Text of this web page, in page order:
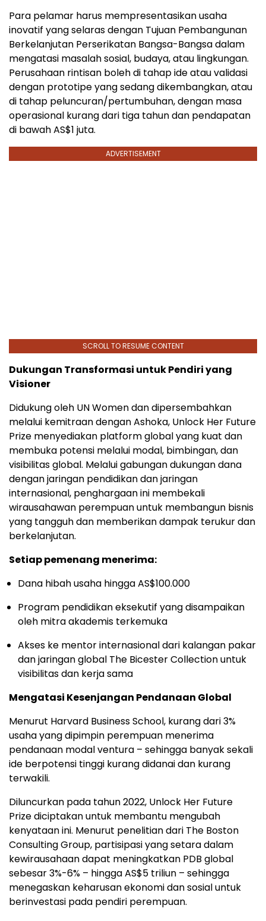
Para pelamar harus mempresentasikan usaha
inovatif yang selaras dengan Tujuan Pembangunan
Berkelanjutan Perserikatan Bangsa-Bangsa dalam
mengatasi masalah sosial, budaya, atau lingkungan.
Perusahaan rintisan boleh di tahap ide atau validasi
dengan prototipe yang sedang dikembangkan, atau
di tahap peluncuran/pertumbuhan, dengan masa
operasional kurang dari tiga tahun dan pendapatan
di bawah AS$1 juta.
ADVERTISEMENT
SCROLL TO RESUME CONTENT
Dukungan Transformasi untuk Pendiri yang
Visioner
Didukung oleh UN Women dan dipersembahkan
melalui kemitraan dengan Ashoka, Unlock Her Future
Prize menyediakan platform global yang kuat dan
membuka potensi melalui modal, bimbingan, dan
visibilitas global. Melalui gabungan dukungan dana
dengan jaringan pendidikan dan jaringan
internasional, penghargaan ini membekali
wirausahawan perempuan untuk membangun bisnis
yang tangguh dan memberikan dampak terukur dan
berkelanjutan.
Setiap pemenang menerima:
Dana hibah usaha hingga AS$100.000
Program pendidikan eksekutif yang disampaikan
oleh mitra akademis terkemuka
Akses ke mentor internasional dari kalangan pakar
dan jaringan global The Bicester Collection untuk
visibilitas dan kerja sama
Mengatasi Kesenjangan Pendanaan Global
Menurut Harvard Business School, kurang dari 3%
usaha yang dipimpin perempuan menerima
pendanaan modal ventura – sehingga banyak sekali
ide berpotensi tinggi kurang didanai dan kurang
terwakili.
Diluncurkan pada tahun 2022, Unlock Her Future
Prize diciptakan untuk membantu mengubah
kenyataan ini. Menurut penelitian dari The Boston
Consulting Group, partisipasi yang setara dalam
kewirausahaan dapat meningkatkan PDB global
sebesar 3%-6% – hingga AS$5 triliun – sehingga
menegaskan keharusan ekonomi dan sosial untuk
berinvestasi pada pendiri perempuan.